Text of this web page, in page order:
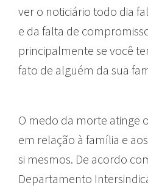
ver o noticiário todo dia
e da falta de
principalmente se você
fato de alguém da sua
O medo da morte atinge
em relação à família e
si mesmos. De acordo
Departamento